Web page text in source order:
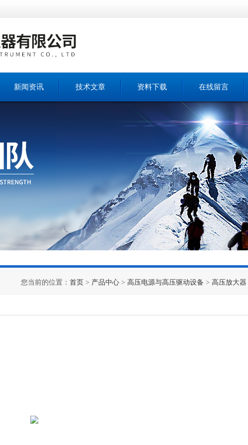
新闻资讯 技术文章 资料下载 在线留言
您当前的位置： 首页 > 产品中心 > 高压电源与高压驱动设备 > 高压放大器